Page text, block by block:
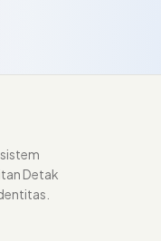
Detak